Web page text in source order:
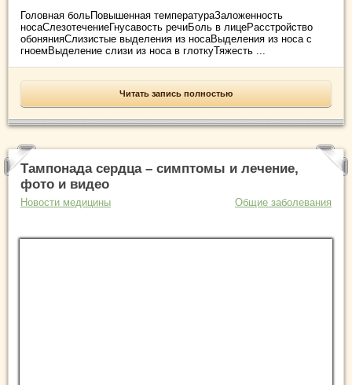
Головная больПовышенная температураЗаложенность
носаСлезотечениеГнусавость речиБоль в лицеРасстройство
обонянияСлизистые выделения из носаВыделения из носа с
гноемВыделение слизи из носа в глоткуТяжесть ...
Читать запись полностью
Тампонада сердца – симптомы и лечение,
фото и видео
Новости медицины Общие заболевания